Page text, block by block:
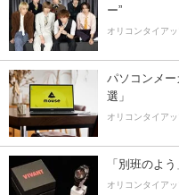
ー”
オリコンタイア
パソコンメ
選」
オリコンタイア
「別班のよ
オリコンタイア